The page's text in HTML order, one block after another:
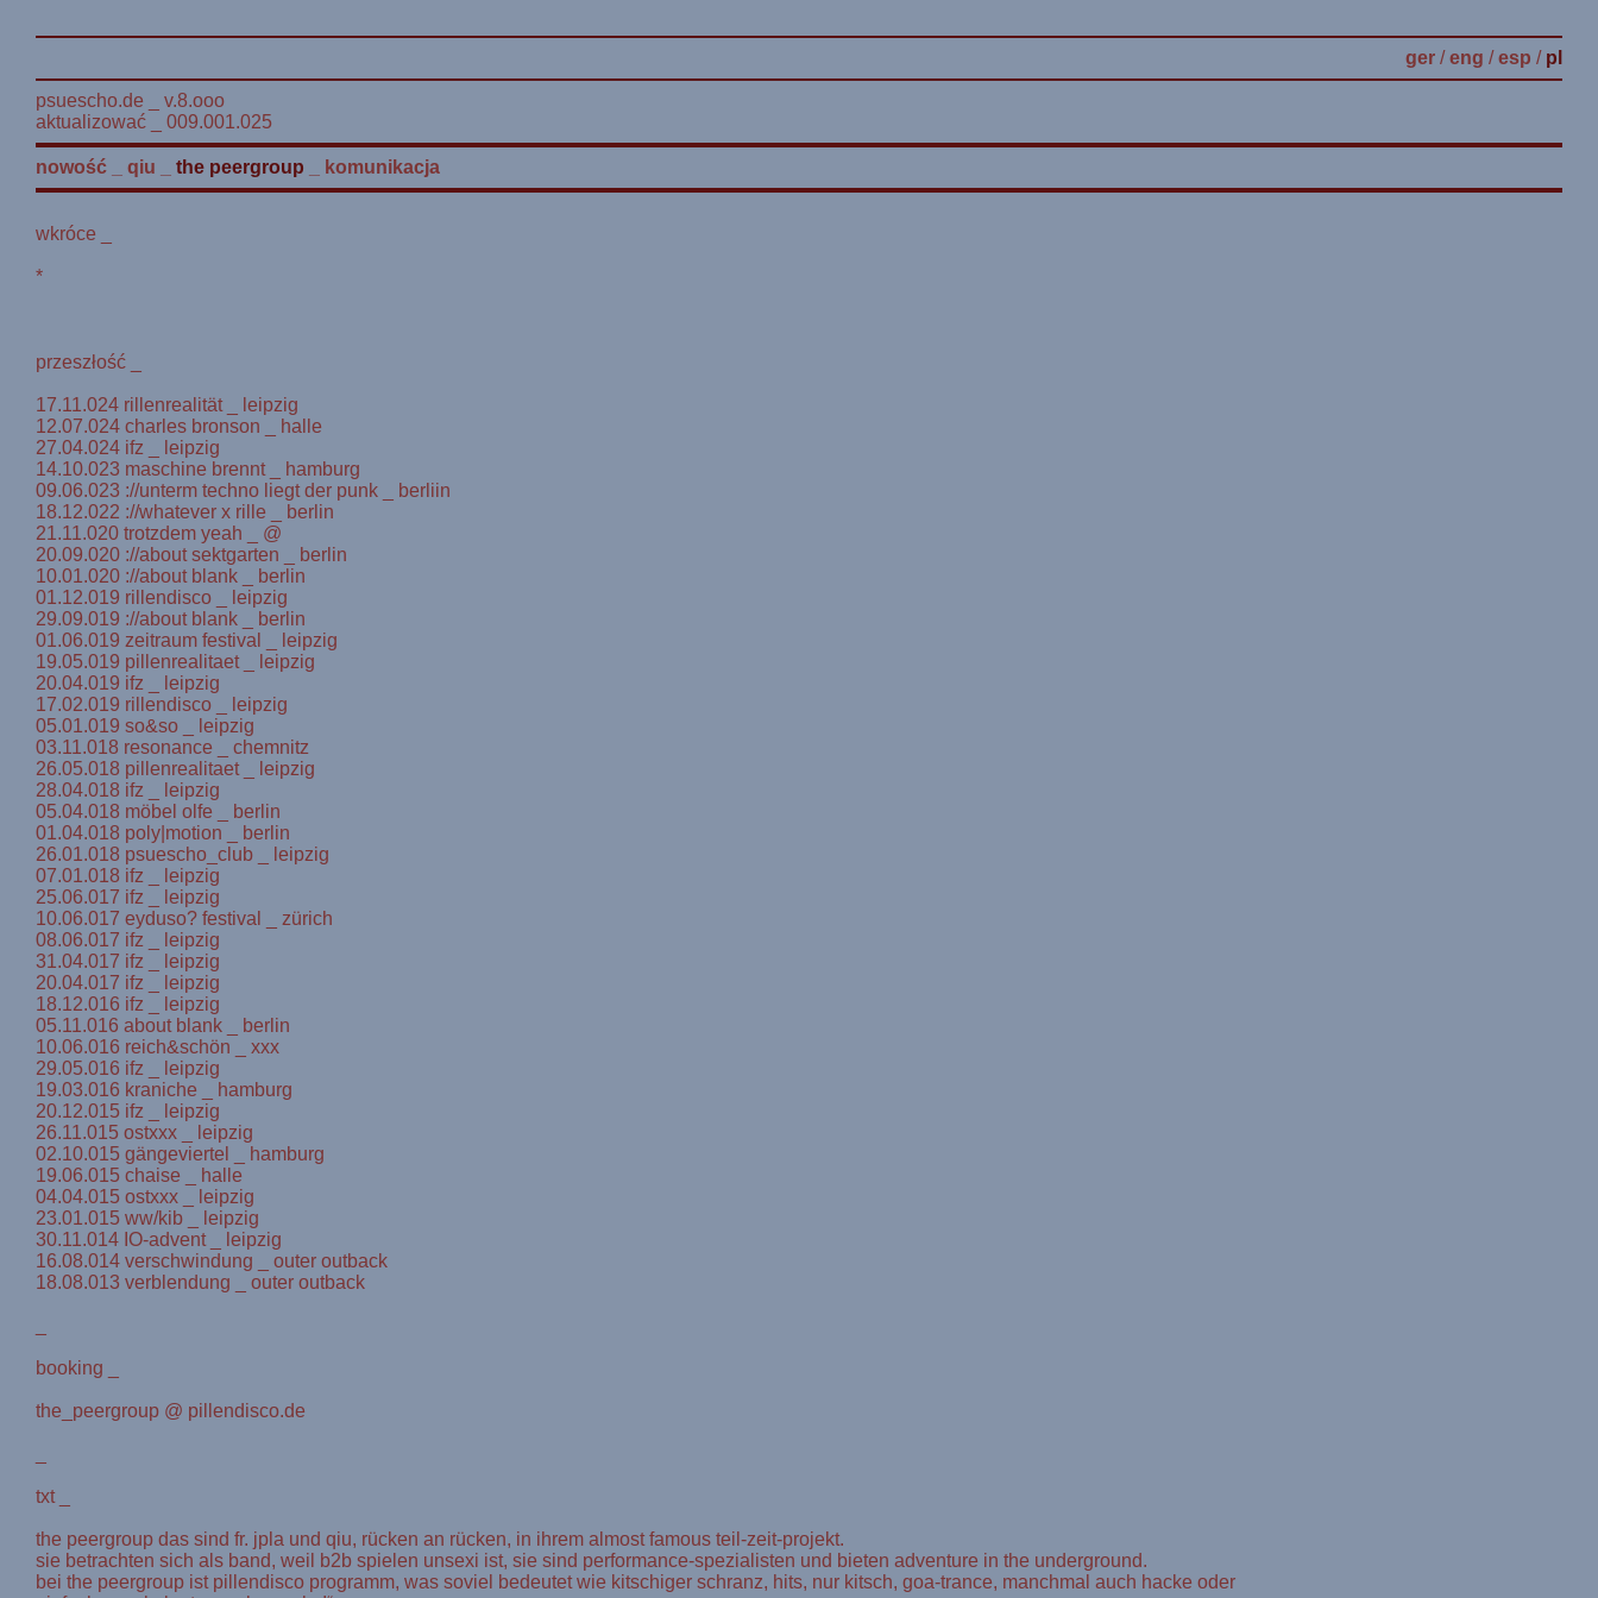
ger /eng /esp / pl
psuescho.de _ v.8.ooo
aktualizować _ 009.001.025
nowość qiu the peergroup komunikacja
wkróce _
*
przeszłość _
17.11.024 rillenrealität _ leipzig
12.07.024 charles bronson _ halle
27.04.024 ifz _ leipzig
14.10.023 maschine brennt _ hamburg
09.06.023 ://unterm techno liegt der punk _ berliin
18.12.022 ://whatever x rille _ berlin
21.11.020 trotzdem yeah _ @
20.09.020 ://about sektgarten _ berlin
10.01.020 ://about blank _ berlin
01.12.019 rillendisco _ leipzig
29.09.019 ://about blank _ berlin
01.06.019 zeitraum festival _ leipzig
19.05.019 pillenrealitaet _ leipzig
20.04.019 ifz _ leipzig
17.02.019 rillendisco _ leipzig
05.01.019 so&so _ leipzig
03.11.018 resonance _ chemnitz
26.05.018 pillenrealitaet _ leipzig
28.04.018 ifz _ leipzig
05.04.018 möbel olfe _ berlin
01.04.018 poly|motion _ berlin
26.01.018 psuescho_club _ leipzig
07.01.018 ifz _ leipzig
25.06.017 ifz _ leipzig
10.06.017 eyduso? festival _ zürich
08.06.017 ifz _ leipzig
31.04.017 ifz _ leipzig
20.04.017 ifz _ leipzig
18.12.016 ifz _ leipzig
05.11.016 about blank _ berlin
10.06.016 reich&schön _ xxx
29.05.016 ifz _ leipzig
19.03.016 kraniche _ hamburg
20.12.015 ifz _ leipzig
26.11.015 ostxxx _ leipzig
02.10.015 gängeviertel _ hamburg
19.06.015 chaise _ halle
04.04.015 ostxxx _ leipzig
23.01.015 ww/kib _ leipzig
30.11.014 IO-advent _ leipzig
16.08.014 verschwindung _ outer outback
18.08.013 verblendung _ outer outback
booking _
the_peergroup @ pillendisco.de
txt _
the peergroup das sind fr. jpla und qiu, rücken an rücken, in ihrem almost famous teil-zeit-projekt.
sie betrachten sich als band, weil b2b spielen unsexi ist, sie sind performance-spezialisten und bieten adventure in the underground.
bei the peergroup ist pillendisco programm, was soviel bedeutet wie kitschiger schranz, hits, nur kitsch, goa-trance, manchmal auch hacke oder